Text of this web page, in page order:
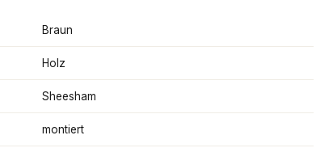
Braun
Holz
Sheesham
montiert